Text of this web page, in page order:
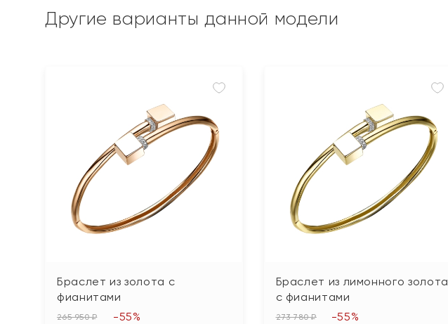
Другие варианты данной модели
Браслет из золота с
фианитами
265 950 ₽ -55%
Браслет из лимонного золота
с фианитами
273 780 ₽ -55%